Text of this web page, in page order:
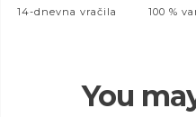
14-dnevna vračila
100 %
You